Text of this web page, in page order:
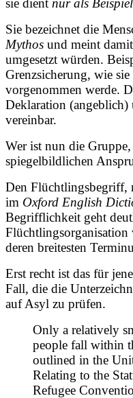
Sie bezeichnet die
Mythos und meint
umgesetzt würden.
Grenzsicherung, wie
vorgenommen werde.
Deklaration (angeblich)
vereinbar.
Wer ist nun die
spiegelbildlichen
Den Flüchtlingsbegriff,
im Oxford English
Begrifflichkeit geht
Flüchtlingsorganisation
deren breitesten
Erst recht ist das für
Fall, die die
auf Asyl zu prüfen.
Only a relatively
people fall within
outlined in the
Relating to the
Refugee